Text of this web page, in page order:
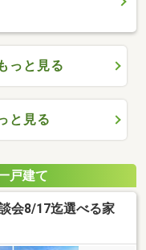
っと見る
と見る
戸建て
会8/17迄選べる家